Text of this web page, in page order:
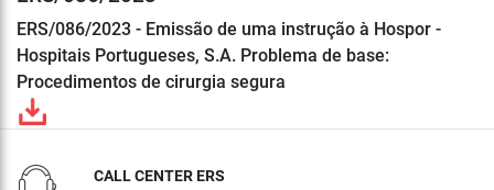
ERS/086/2023 - Emissão de uma instrução à Hospor -
Hospitais Portugueses, S.A. Problema de base:
Procedimentos de cirurgia segura
CALL CENTER ERS